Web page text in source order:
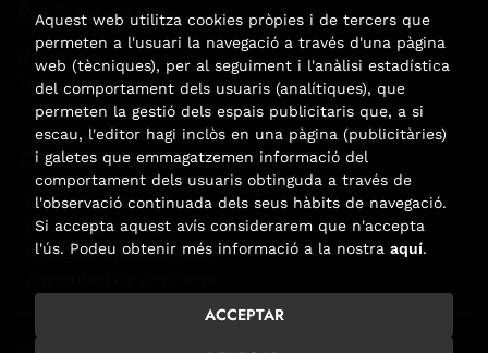
Pot interessar-te
Noticias
Esdeveniments
Contacte
Carrer Aribau, 84
(+34) 932 160 225
info@libreriafabre.com
Aquest web utilitza cookies pròpies i de tercers que
permeten a l'usuari la navegació a través d'una pàgina
web (tècniques), per al seguiment i l'anàlisi estadística
del comportament dels usuaris (analítiques), que
permeten la gestió dels espais publicitaris que, a si
escau, l'editor hagi inclòs en una pàgina (publicitàries)
i galetes que emmagatzemen informació del
comportament dels usuaris obtinguda a través de
l'observació continuada dels seus hàbits de navegació.
Si accepta aquest avís considerarem que n'accepta
l'ús. Podeu obtenir més informació a la nostra aquí.
ACCEPTAR